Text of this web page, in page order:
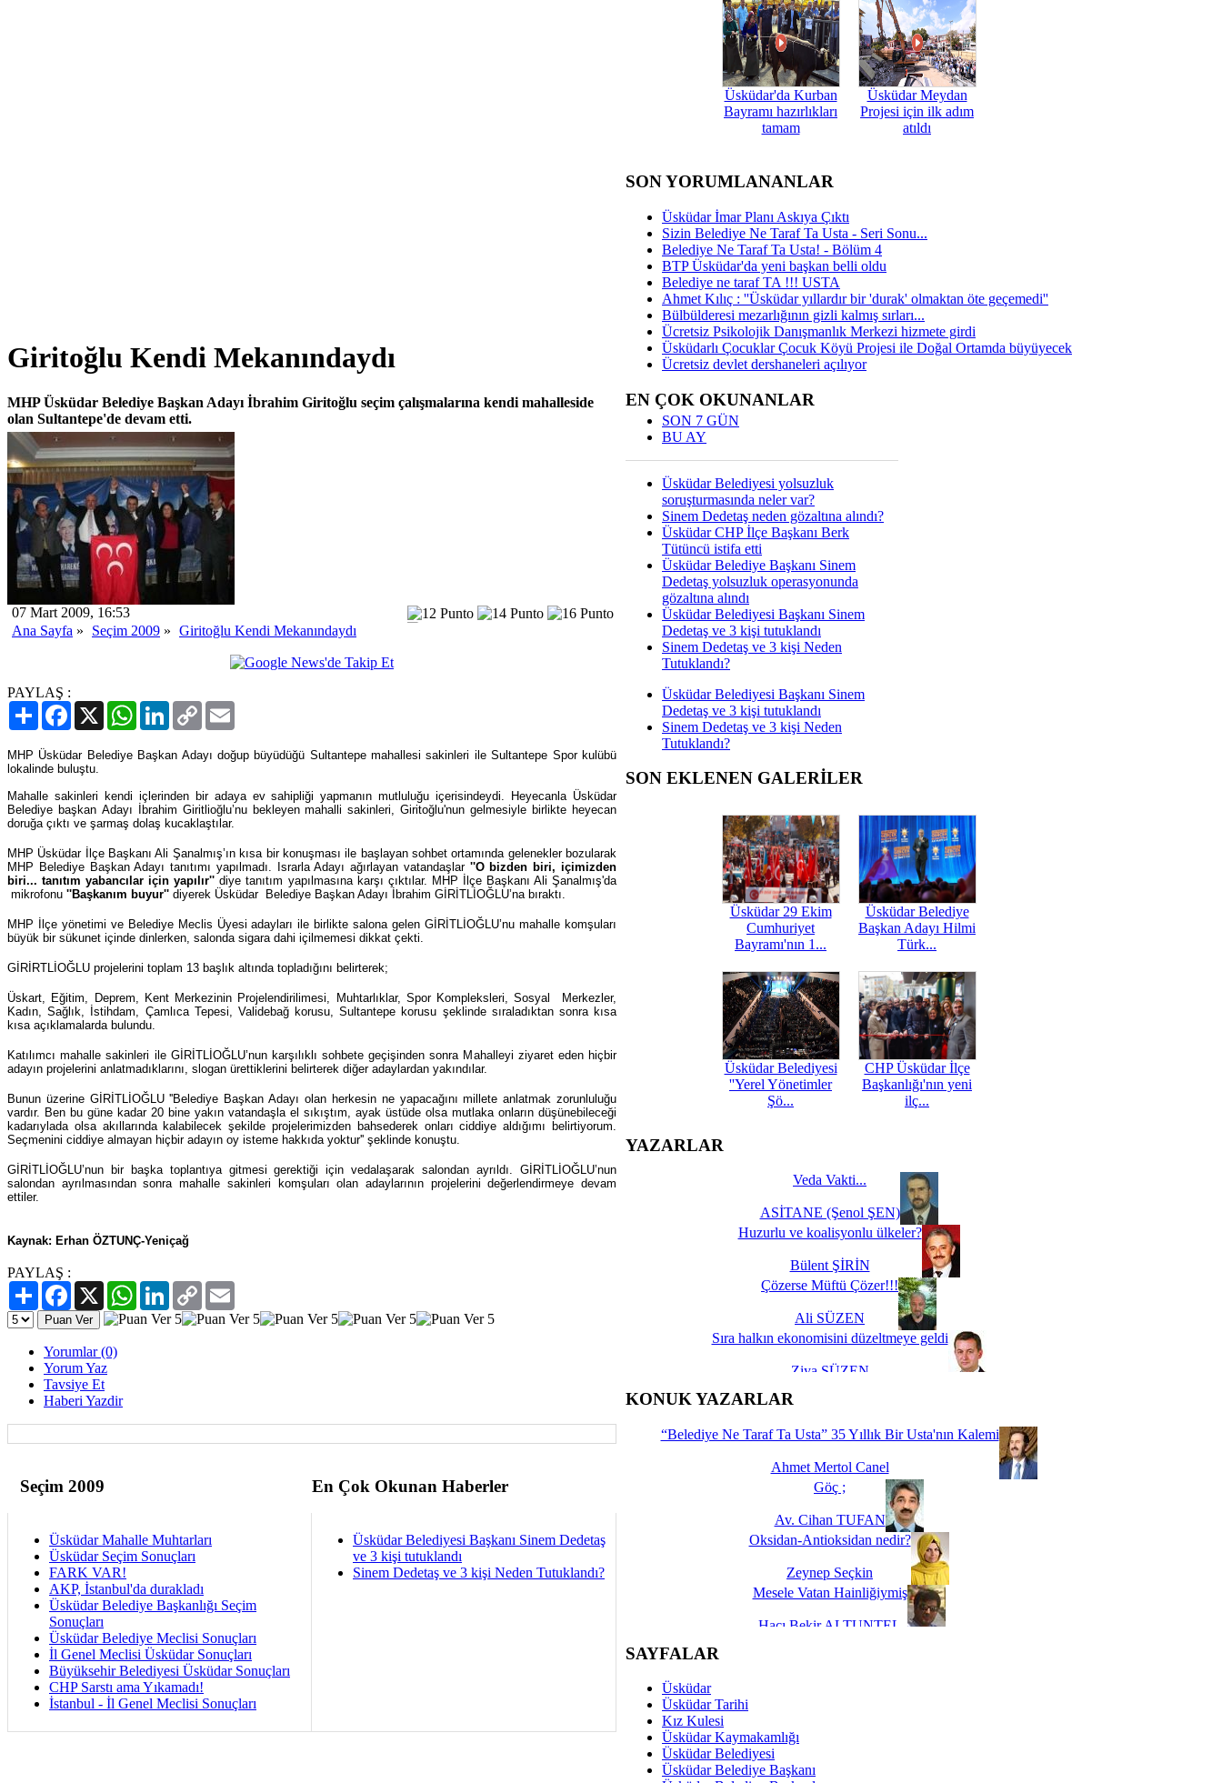
Giritoğlu Kendi Mekanındaydı
MHP Üsküdar Belediye Başkan Adayı İbrahim Giritoğlu seçim çalışmalarına kendi mahalleside
olan Sultantepe'de devam etti.
07 Mart 2009, 16:53
Ana Sayfa » Seçim 2009 » Giritoğlu Kendi Mekanındaydı
PAYLAŞ :
PaylaşFacebook
X WhatsAppLinkedIn
Copy
Link
MHP Üsküdar Belediye Başkan Adayı doğup büyüdüğü Sultantepe mahallesi sakinleri ile Sultantepe Spor kulübü
lokalinde buluştu.
Mahalle sakinleri kendi içlerinden bir adaya ev sahipliği yapmanın mutluluğu içerisindeydi. Heyecanla Üsküdar
Belediye başkan Adayı İbrahim Giritlioğlu’nu bekleyen mahalli sakinleri, Giritoğlu'nun gelmesiyle birlikte heyecan
doruğa çıktı ve şarmaş dolaş kucaklaştılar.
MHP Üsküdar İlçe Başkanı Ali Şanalmış’ın kısa bir konuşması ile başlayan sohbet ortamında gelenekler bozularak
MHP Belediye Başkan Adayı tanıtımı yapılmadı. Israrla Adayı ağırlayan vatandaşlar ''O bizden biri, içimizden
biri... tanıtım yabancılar için yapılır'' diye tanıtım yapılmasına karşı çıktılar. MHP İlçe Başkanı Ali Şanalmış'da
mikrofonu ''Başkanım buyur'' diyerek Üsküdar Belediye Başkan Adayı İbrahim GİRİTLİOĞLU’na bıraktı.
MHP İlçe yönetimi ve Belediye Meclis Üyesi adayları ile birlikte salona gelen GİRİTLİOĞLU’nu mahalle komşuları
büyük bir sükunet içinde dinlerken, salonda sigara dahi içilmemesi dikkat çekti.
GİRİRTLİOĞLU projelerini toplam 13 başlık altında topladığını belirterek;
Üskart, Eğitim, Deprem, Kent Merkezinin Projelendirilimesi, Muhtarlıklar, Spor Kompleksleri, Sosyal Merkezler,
Kadın, Sağlık, İstihdam, Çamlıca Tepesi, Validebağ korusu, Sultantepe korusu şeklinde sıraladıktan sonra kısa
kısa açıklamalarda bulundu.
Katılımcı mahalle sakinleri ile GİRİTLİOĞLU’nun karşılıklı sohbete geçişinden sonra Mahalleyi ziyaret eden hiçbir
adayın projelerini anlatmadıklarını, slogan ürettiklerini belirterek diğer adaylardan yakındılar.
Bunun üzerine GİRİTLİOĞLU ''Belediye Başkan Adayı olan herkesin ne yapacağını millete anlatmak zorunluluğu
vardır. Ben bu güne kadar 20 bine yakın vatandaşla el sıkıştım, ayak üstüde olsa mutlaka onların düşünebileceği
kadarıylada olsa akıllarında kalabilecek şekilde projelerimizden bahsederek onları ciddiye aldığımı belirtiyorum.
Seçmenini ciddiye almayan hiçbir adayın oy isteme hakkıda yoktur'' şeklinde konuştu.
GİRİTLİOĞLU’nun bir başka toplantıya gitmesi gerektiği için vedalaşarak salondan ayrıldı. GİRİTLİOĞLU’nun
salondan ayrılmasından sonra mahalle sakinleri komşuları olan adaylarının projelerini değerlendirmeye devam
ettiler.
Kaynak: Erhan ÖZTUNÇ-Yeniçağ
PAYLAŞ :
PaylaşFacebook
X WhatsAppLinkedIn
Copy
Link
Yorumlar (0)
Yorum Yaz
Tavsiye Et
Haberi Yazdir
Seçim 2009 En Çok Okunan Haberler
Üsküdar Mahalle Muhtarları
Üsküdar Seçim Sonuçları
FARK VAR!
AKP, İstanbul'da durakladı
Üsküdar Belediye Başkanlığı Seçim
Sonuçları
Üsküdar Belediye Meclisi Sonuçları
İl Genel Meclisi Üsküdar Sonuçları
Büyüksehir Belediyesi Üsküdar Sonuçları
CHP Sarstı ama Yıkamadı!
İstanbul - İl Genel Meclisi Sonuçları
Üsküdar Belediyesi Başkanı Sinem Dedetaş
ve 3 kişi tutuklandı
Sinem Dedetaş ve 3 kişi Neden Tutuklandı?
Üsküdar'da Kurban
Bayramı hazırlıkları
tamam
Üsküdar Meydan
Projesi için ilk adım
atıldı
SON YORUMLANANLAR
Üsküdar İmar Planı Askıya Çıktı
Sizin Belediye Ne Taraf Ta Usta - Seri Sonu...
Belediye Ne Taraf Ta Usta! - Bölüm 4
BTP Üsküdar'da yeni başkan belli oldu
Belediye ne taraf TA !!! USTA
Ahmet Kılıç : ''Üsküdar yıllardır bir 'durak' olmaktan öte geçemedi''
Bülbülderesi mezarlığının gizli kalmış sırları...
Ücretsiz Psikolojik Danışmanlık Merkezi hizmete girdi
Üsküdarlı Çocuklar Çocuk Köyü Projesi ile Doğal Ortamda büyüyecek
Ücretsiz devlet dershaneleri açılıyor
EN ÇOK OKUNANLAR
SON 7 GÜN
BU AY
Üsküdar Belediyesi yolsuzluk
soruşturmasında neler var?
Sinem Dedetaş neden gözaltına alındı?
Üsküdar CHP İlçe Başkanı Berk
Tütüncü istifa etti
Üsküdar Belediye Başkanı Sinem
Dedetaş yolsuzluk operasyonunda
gözaltına alındı
Üsküdar Belediyesi Başkanı Sinem
Dedetaş ve 3 kişi tutuklandı
Sinem Dedetaş ve 3 kişi Neden
Tutuklandı?
Üsküdar Belediyesi Başkanı Sinem
Dedetaş ve 3 kişi tutuklandı
Sinem Dedetaş ve 3 kişi Neden
Tutuklandı?
SON EKLENEN GALERİLER
Üsküdar 29 Ekim
Cumhuriyet
Bayramı'nın 1...
Üsküdar Belediye
Başkan Adayı Hilmi
Türk...
Üsküdar Belediyesi
''Yerel Yönetimler
Şö...
CHP Üsküdar İlçe
Başkanlığı'nın yeni
ilç...
YAZARLAR
Veda Vakti...
ASİTANE (Şenol ŞEN)
Huzurlu ve koalisyonlu ülkeler?
Bülent ŞİRİN
Çözerse Müftü Çözer!!!
Ali SÜZEN
Sıra halkın ekonomisini düzeltmeye geldi
Ziya SÜZEN
İşte Biz buyuz...
KONUK YAZARLAR
“Belediye Ne Taraf Ta Usta” 35 Yıllık Bir Usta'nın Kalemi
Ahmet Mertol Canel
Göç ;
Av. Cihan TUFAN
Oksidan-Antioksidan nedir?
Zeynep Seçkin
Mesele Vatan Hainliğiymiş
Hacı Bekir ALTUNTEL
Dünya Fani, Ama Kısa Bir Süre De Olsa Burdayız
Savaş ŞENEL
Hukukun Adaleti Kalmadı Üstadım!
SAYFALAR
Üsküdar
Üsküdar Tarihi
Kız Kulesi
Üsküdar Kaymakamlığı
Üsküdar Belediyesi
Üsküdar Belediye Başkanı